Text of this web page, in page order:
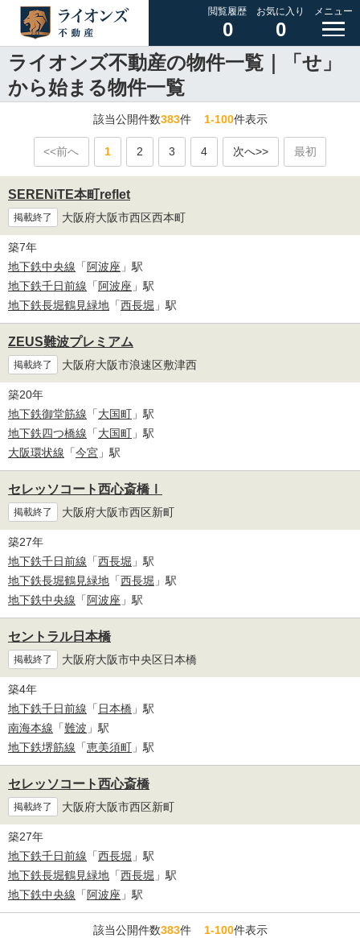
閲覧履歴
0
お気に入り
0
メニュー
ライオンズ不動産の物件一覧｜「せ」
から始まる物件一覧
該当公開件数383件1-100件表示
<<前へ 1 2 3 4 次へ>> 最初
SERENiTE本町reflet
掲載終了 大阪府大阪市西区西本町
築7年
地下鉄中央線 「 阿波座 」駅
地下鉄千日前線 「 阿波座 」駅
地下鉄長堀鶴見緑地 「西長堀 」駅
ZEUS難波プレミアム
掲載終了 大阪府大阪市浪速区敷津西
築20年
地下鉄御堂筋線 「大国町 」駅
地下鉄四つ橋線 「大国町 」駅
大阪環状線 「今宮 」駅
セレッソコート西心斎橋Ⅰ
掲載終了 大阪府大阪市西区新町
築27年
地下鉄千日前線 「西長堀 」駅
地下鉄長堀鶴見緑地 「西長堀 」駅
地下鉄中央線 「 阿波座 」駅
セントラル日本橋
掲載終了 大阪府大阪市中央区日本橋
築4年
地下鉄千日前線 「 日本橋 」駅
南海本線 「難波 」駅
地下鉄堺筋線 「恵美須町 」駅
セレッソコート西心斎橋
掲載終了 大阪府大阪市西区新町
築27年
地下鉄千日前線 「西長堀 」駅
地下鉄長堀鶴見緑地 「西長堀 」駅
地下鉄中央線 「 阿波座 」駅
該当公開件数383件1-100件表示